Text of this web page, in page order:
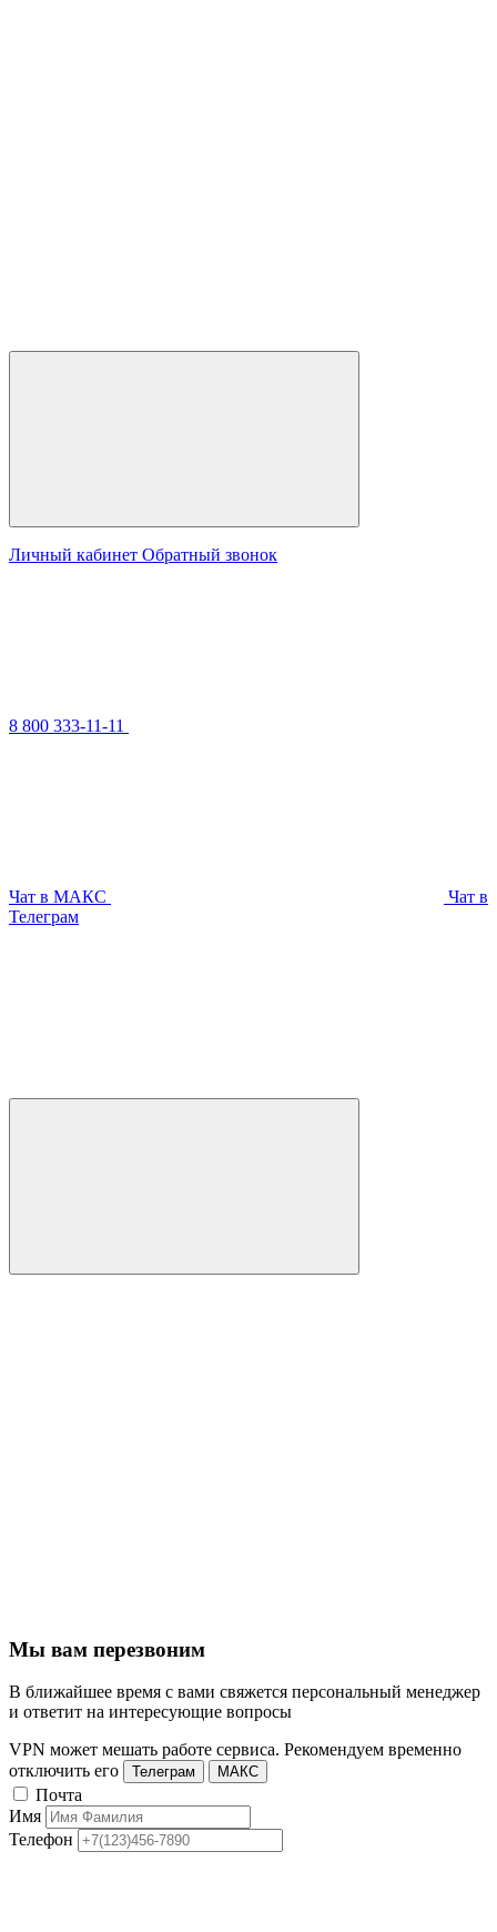
Личный кабинет Обратный звонок
8 800 333-11-11
Чат в МАКС
Чат в
Телеграм
Мы вам перезвоним
В ближайшее время с вами свяжется персональный менеджер
и ответит на интересующие вопросы
VPN может мешать работе сервиса. Рекомендуем временно
отключить его
Телеграм МАКС
Почта
Имя
Телефон